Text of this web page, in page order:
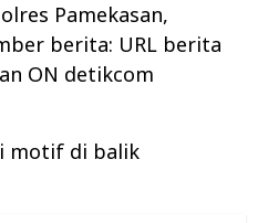
Pamekasan,
berita: URL berita
ON detikcom
motif di balik